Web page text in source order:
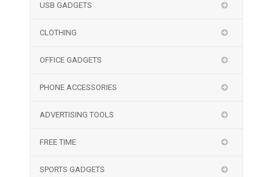
USB GADGETS
CLOTHING
OFFICE GADGETS
PHONE ACCESSORIES
ADVERTISING TOOLS
FREE TIME
SPORTS GADGETS